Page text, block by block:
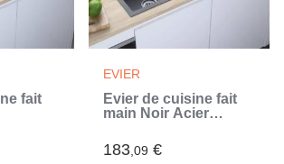
fait
EVIER
Évier de cuisine fait
main Noir Acier
183,09 €